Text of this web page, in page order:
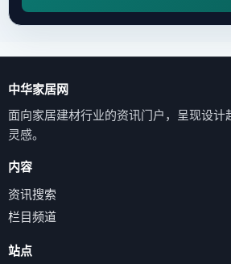
中华家居网
面向家居建材行业的资讯门户，呈现设计
灵感。
内容
资讯搜索
栏目频道
站点